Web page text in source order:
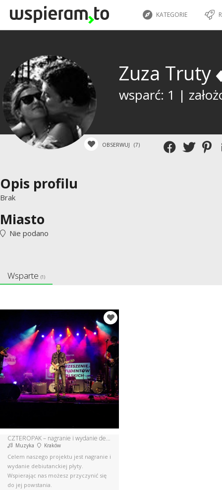
KATEGORIE
Zuza Truty
wsparć: 1 |
OBSERWUJ (7)
Opis profilu
Brak
Miasto
Nie podano
Wsparte (1)
CZTEROPAK – nagranie i wydanie debiutanckiej płyty
Muzyka Kraków
Celem naszego projektu jest nagranie i
wydanie debiutanckiej płyty.
Wspierając nas możesz przyczynić się
do jej powstania.